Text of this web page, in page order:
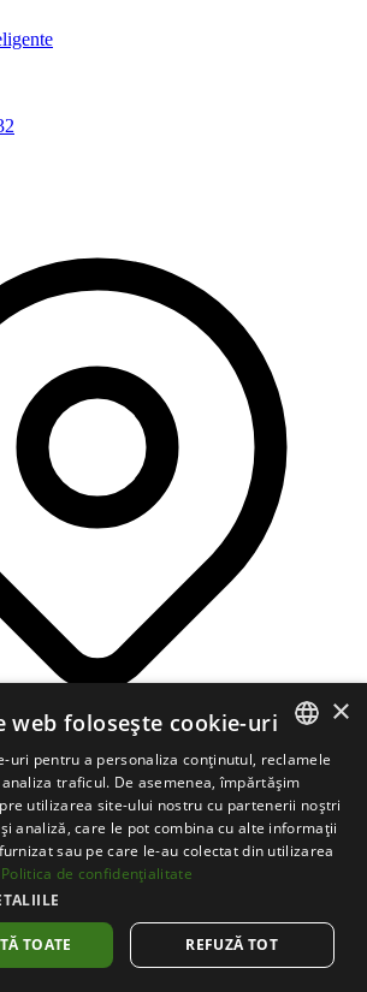
87–99
2
ROMANIAN
日本語
ENGLISH
POLSZCZYZNA
×
web folosește cookie-uri
uri pentru a personaliza conținutul, reclamele
traficul. De asemenea, împărtășim
utilizarea site-ului nostru cu partenerii noștri
analiză, care le pot combina cu alte informații
sau pe care le-au colectat din utilizarea
Politica de confidențialitate
TOATE REFUZĂ TOT